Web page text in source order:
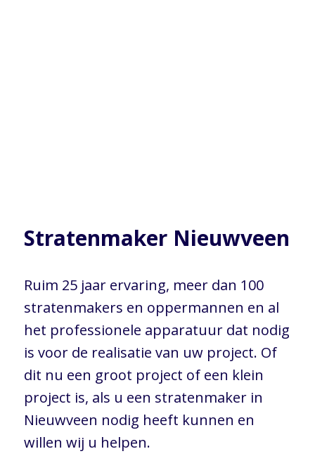
Stratenmaker Nieuwveen
Ruim 25 jaar ervaring, meer dan 100
stratenmakers en oppermannen en al
het professionele apparatuur dat nodig
is voor de realisatie van uw project. Of
dit nu een groot project of een klein
project is, als u een stratenmaker in
Nieuwveen nodig heeft kunnen en
willen wij u helpen.